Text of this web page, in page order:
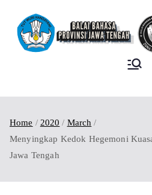
Home 2020
March
Menyingkap Kedok Hegemoni
Jawa Tengah